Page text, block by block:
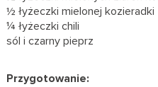
½ łyżeczki mielonej kozieradki
¼ łyżeczki chili
sól i czarny pieprz
Przygotowanie: